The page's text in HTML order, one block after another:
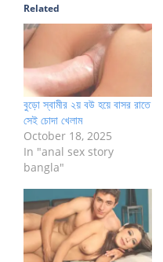
Related
বুড়ো স্বামীর ২য় বউ হয়ে বাসর রাতে
সেই চোদা খেলাম
October 18, 2025
In "anal sex story
bangla"